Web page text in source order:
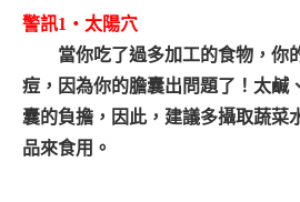
警訊1‧太陽穴
當你吃了過多加工的食物，你
痘，因為你的膽囊出問題了！太鹹
囊的負擔，因此，建議多攝取蔬菜
品來食用。